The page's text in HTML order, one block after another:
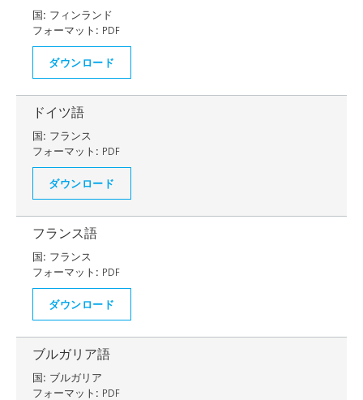
国: フィンランド
フォーマット: PDF
ダウンロード
ドイツ語
国: フランス
フォーマット: PDF
ダウンロード
フランス語
国: フランス
フォーマット: PDF
ダウンロード
ブルガリア語
国: ブルガリア
フォーマット: PDF